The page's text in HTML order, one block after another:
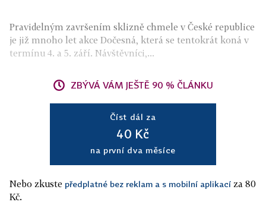
Pravidelným završením sklizně chmele v České republice
je již mnoho let akce Dočesná, která se tentokrát koná v
termínu 4. a 5. září. Návštěvníci,...
ZBÝVÁ VÁM JEŠTĚ 90 % ČLÁNKU
Číst dál za
40 Kč
na první dva měsíce
Nebo zkuste předplatné bez reklam a s mobilní aplikací za 80
Kč.